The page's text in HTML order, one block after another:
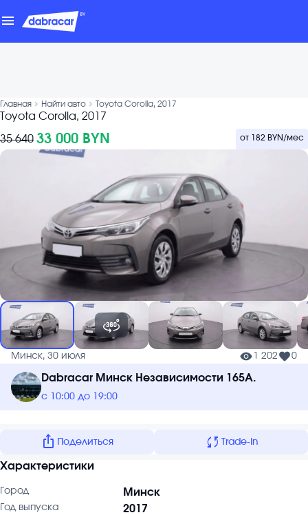
menu
Главная chevron_forward Найти авто chevron_forward Toyota Corolla, 2017
Toyota Corolla, 2017
35 640 33 000 BYN от 182 BYN /мес
Минск, 30 июля 1 202 0
Dabracar Минск Независимости 165А.
с 10:00 до 19:00
ios_share Поделиться sync Trade-In
Характеристики
Город Минск
Год выпуска 2017